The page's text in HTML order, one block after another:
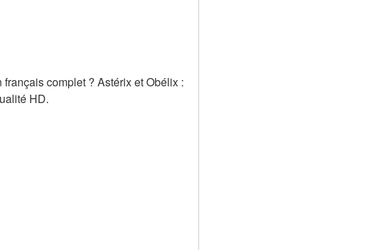
complet ? Astérix et Obélix :
HD.